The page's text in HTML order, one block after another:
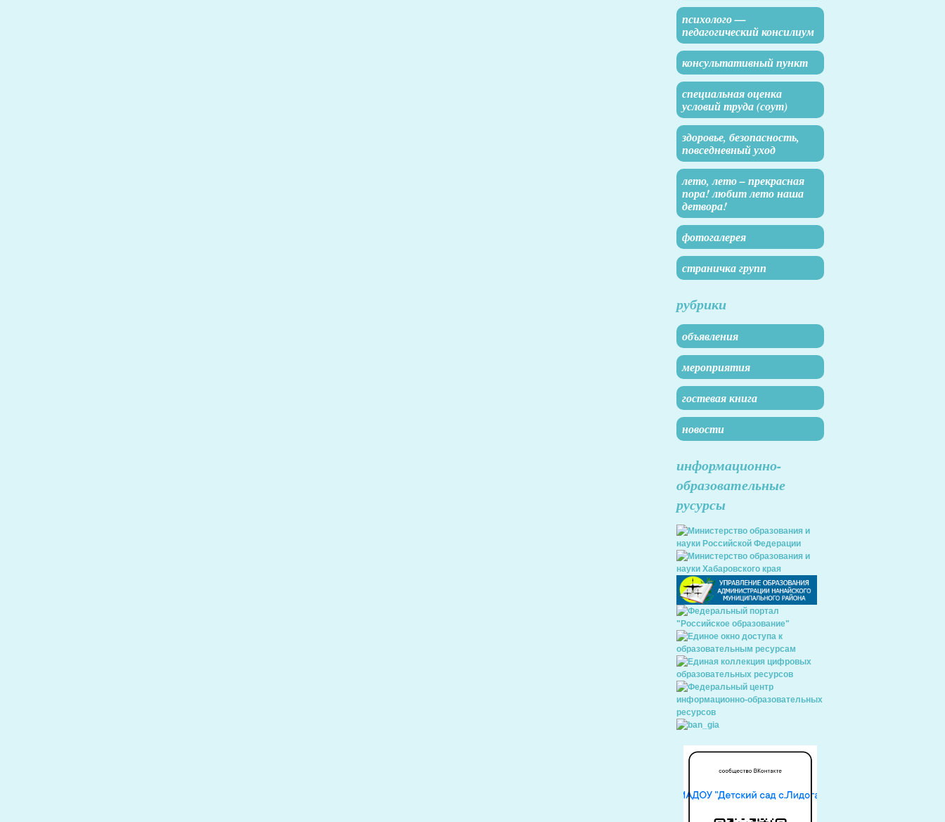
психолого —
педагогический консилиум
консультативный пункт
специальная оценка
условий труда (соут)
здоровье, безопасность,
повседневный уход
лето, лето – прекрасная
пора! любит лето наша
детвора!
фотогалерея
страничка групп
рубрики
объявления
мероприятия
гостевая книга
новости
информационно-
образовательные
русурсы